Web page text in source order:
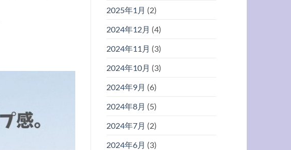
2025年1月 (2)
2024年12月 (4)
2024年11月 (3)
2024年10月 (3)
2024年9月 (6)
2024年8月 (5)
2024年7月 (2)
2024年6月 (3)